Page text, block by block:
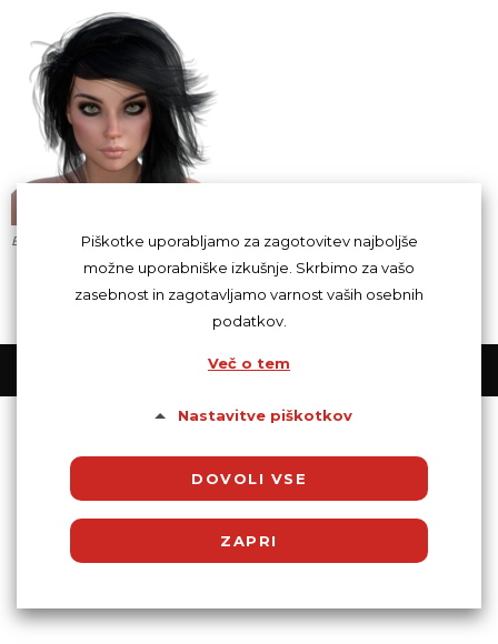
Eva Svetuje
© Powered by SocDate™, © Copyright 2018 VenetiCOM
Piškotke uporabljamo za zagotovitev najboljše
možne uporabniške izkušnje. Skrbimo za vašo
zasebnost in zagotavljamo varnost vaših osebnih
podatkov.
Več o tem
Nastavitve piškotkov
DOVOLI VSE
ZAPRI
Potrebni